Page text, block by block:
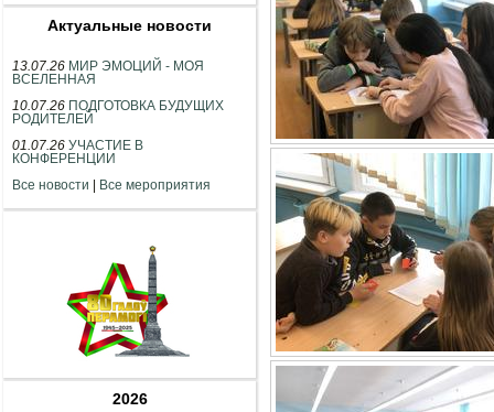
Актуальные новости
13.07.26 МИР ЭМОЦИЙ - МОЯ
ВСЕЛЕННАЯ
10.07.26 ПОДГОТОВКА БУДУЩИХ
РОДИТЕЛЕЙ
01.07.26 УЧАСТИЕ В
КОНФЕРЕНЦИИ
Все новости
Все мероприятия
2026